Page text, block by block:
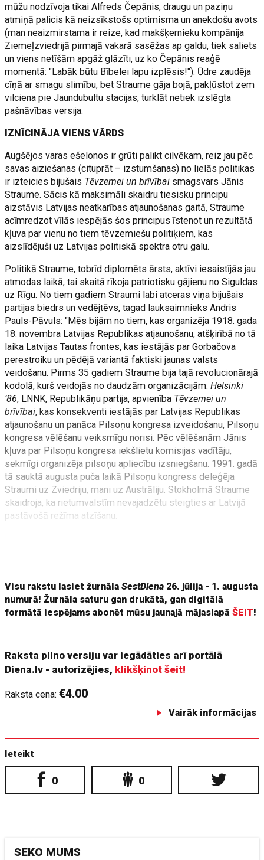
mūžu nodzīvoja tikai Alfreds Čepānis, draugu un paziņu
atmiņā palicis kā neizsīkstošs optimisma un anekdošu avots
(man neaizmirstama ir reize, kad makšķernieku kompānija
Ziemeļzviedrijā pirmajā vakarā sasēžas ap galdu, tiek saliets
un viens netīšām apgāž glāzīti, uz ko Čepānis reaģē
momentā: "Labāk būtu Bībelei lapu izplēsis!"). Ūdre zaudēja
cīņā ar smagu slimību, bet Straume gāja bojā, pakļūstot zem
vilciena pie Jaundubultu stacijas, turklāt netiek izslēgta
pašnāvības versija.
IZNĪCINĀJA VIENS VĀRDS
Augšējos varas ešelonos ir grūti palikt cilvēkam, reiz jau pēc
savas aiziešanas (cituprāt – izstumšanas) no lielās politikas
ir izteicies bijušais Tēvzemei un brīvībai smagsvars Jānis
Straume. Sācis kā maksimāli skaidru tiesisku principu
aizstāvis Latvijas neatkarības atjaunošanas gaitā, Straume
acīmredzot vīlās iespējās šos principus īstenot un rezultātā
kļuva par vienu no tiem tēvzemiešu politiķiem, kas
aizslīdējuši uz Latvijas politiskā spektra otru galu.
Politikā Straume, tobrīd diplomēts ārsts, aktīvi iesaistījās jau
atmodas laikā, tai skaitā rīkoja patriotisku gājienu no Siguldas
uz Rīgu. No tiem gadiem Straumi labi atceras viņa bijušais
partijas biedrs un vedējtēvs, tagad lauksaimnieks Andris
Pauls-Pāvuls: "Mēs bijām no tiem, kas organizēja 1918. gada
18. novembra Latvijas Republikas atjaunošanu, atšķirībā no tā
laika Latvijas Tautas frontes, kas iestājās par Gorbačova
perestroiku un pēdējā variantā faktiski jaunas valsts
veidošanu. Pirms 35 gadiem Straume bija tajā revolucionārajā
kodolā, kurš veidojās no daudzām organizācijām:Helsinki
’86, LNNK, Republikāņu partija, apvienība Tēvzemei un
brīvībai, kas konsekventi iestājās par Latvijas Republikas
atjaunošanu un panāca Pilsoņu kongresa izveidošanu, Pilsoņu
kongresa vēlēšanu veiksmīgu norisi. Pēc vēlēšanām Jānis
kļuva par Pilsoņu kongresa iekšlietu komisijas vadītāju,
sekmīgi organizēja pilsoņu apliecību izsniegšanu. 1991. gadā
tā sauktā augusta puča laikā Pilsoņu kongress deleģēja
Straumi uz Zviedriju, mani uz Austrāliju. Stokholmā Straume
skaidroja, ka rietumvalstīm nevajadzētu steigties ar Latvijā
pastāvošā režīma atzīšanu.
Visu rakstu lasiet žurnālaSestDiena 26. jūlija - 1. augusta
numurā! Žurnāla saturu gan drukātā, gan digitālā
formātā iespējams abonēt mūsu jaunajā mājaslapāŠEIT!
Raksta pilno versiju var iegādāties arī portālā
Diena.lv - autorizējies, klikšķinot šeit!
Raksta cena:€4.00
Vairāk informācijas
Ieteikt
0 0
SEKO MUMS